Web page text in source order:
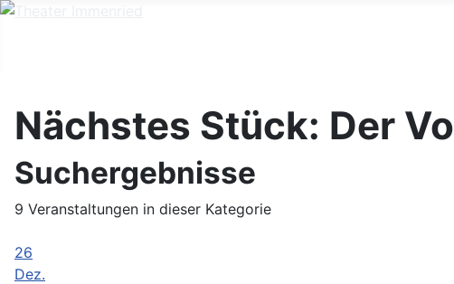
Nächstes Stück: Der
Suchergebnisse
9 Veranstaltungen in dieser Kategorie
26
Dez.